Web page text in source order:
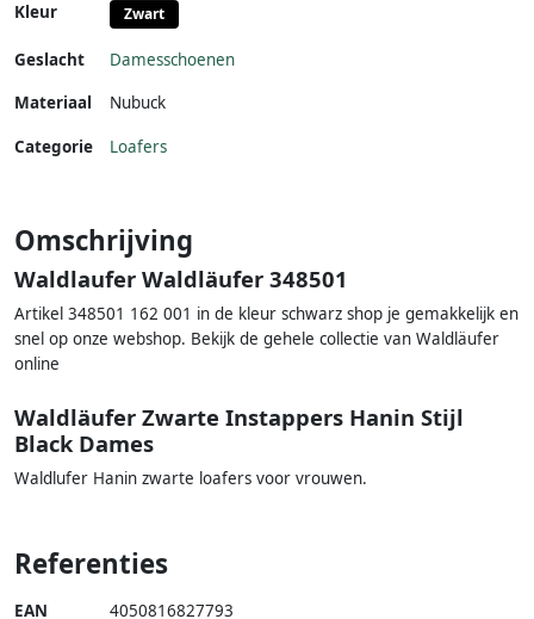
Kleur Zwart
Geslacht
Damesschoenen
Materiaal
Nubuck
Categorie Loafers
Omschrijving
Waldlaufer Waldläufer 348501
Artikel 348501 162 001 in de kleur schwarz shop je gemakkelijk en
snel op onze webshop. Bekijk de gehele collectie van Waldläufer
online
Waldläufer Zwarte Instappers Hanin Stijl
Black Dames
Waldlufer Hanin zwarte loafers voor vrouwen.
Referenties
EAN 4050816827793